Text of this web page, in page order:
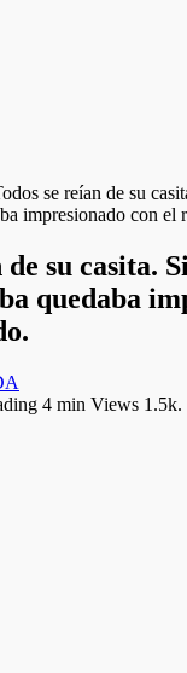
se reían de su
impresionado con el
de su casita.
quedaba
4 min Views 1.5k.